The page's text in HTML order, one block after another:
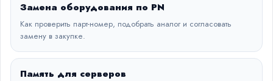
Замена оборудования по PN
Как проверить парт-номер, подобрать аналог и согласовать
замену в закупке.
Память для серверов